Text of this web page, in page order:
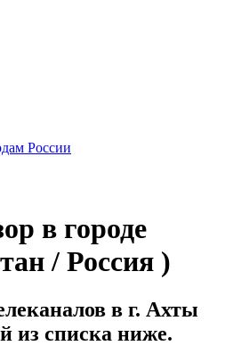
России
в городе
/ Россия )
в г. Ахты
из списка ниже.